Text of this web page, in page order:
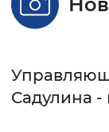
Садулина -